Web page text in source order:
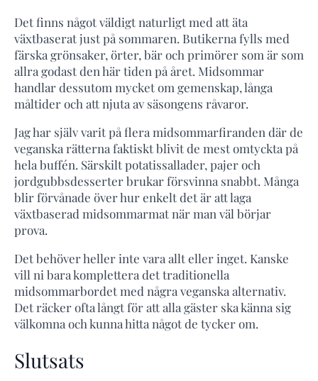
Det finns något väldigt naturligt med att äta
växtbaserat just på sommaren. Butikerna fylls med
färska grönsaker, örter, bär och primörer som är som
allra godast den här tiden på året. Midsommar
handlar dessutom mycket om gemenskap, långa
måltider och att njuta av säsongens råvaror.
Jag har själv varit på flera midsommarfiranden där de
veganska rätterna faktiskt blivit de mest omtyckta på
hela buffén. Särskilt potatissallader, pajer och
jordgubbsdesserter brukar försvinna snabbt. Många
blir förvånade över hur enkelt det är att laga
växtbaserad midsommarmat när man väl börjar
prova.
Det behöver heller inte vara allt eller inget. Kanske
vill ni bara komplettera det traditionella
midsommarbordet med några veganska alternativ.
Det räcker ofta långt för att alla gäster ska känna sig
välkomna och kunna hitta något de tycker om.
Slutsats